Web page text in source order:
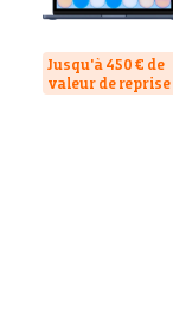
Jusqu'à 450 € de
valeur de reprise
La note est de 9,4